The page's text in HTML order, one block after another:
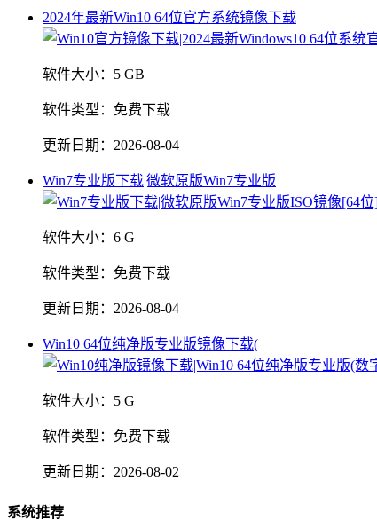
2024年最新Win10 64位官方系统镜像下载
软件大小： 5 GB
软件类型： 免费下载
更新日期： 2026-08-04
Win7专业版下载|微软原版Win7专业版
软件大小： 6 G
软件类型： 免费下载
更新日期： 2026-08-04
Win10 64位纯净版专业版镜像下载(
软件大小： 5 G
软件类型： 免费下载
更新日期： 2026-08-02
系统推荐